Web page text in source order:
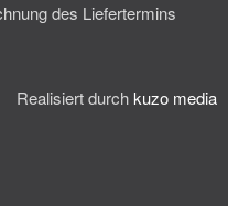
des Liefertermins
Realisiert durchkuzo media